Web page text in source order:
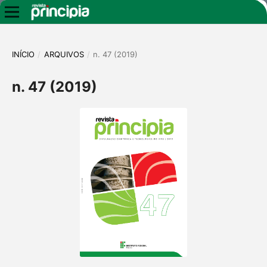
INÍCIO / ARQUIVOS / n. 47 (2019)
n. 47 (2019)